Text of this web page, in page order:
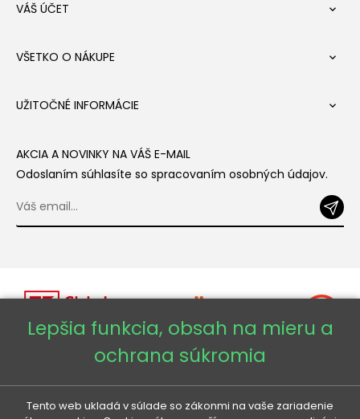
VÁŠ ÚČET 
VŠETKO O NÁKUPE 
UŽITOČNÉ INFORMÁCIE 
AKCIA A NOVINKY NA VÁŠ E-MAIL
Odoslaním súhlasíte so spracovaním osobných údajov.
Copyright © 2026 - Veneti™
Lepšia funkcia, obsah na mieru a
ochrana súkromia
Tento web ukladá v súlade so zákonmi na vaše zariadenie